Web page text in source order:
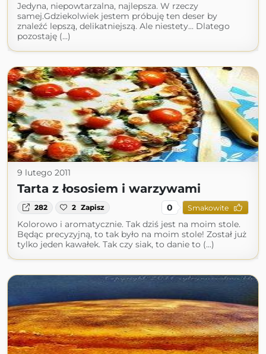
Jedyna, niepowtarzalna, najlepsza. W rzeczy
samej.Gdziekolwiek jestem próbuję ten deser by
znaleźć lepszą, delikatniejszą. Ale niestety... Dlatego
pozostaję (...)
9 lutego 2011
Tarta z łososiem i warzywami
282 2 Zapisz 0 Smakowite
Kolorowo i aromatycznie. Tak dziś jest na moim stole.
Będąc precyzyjną, to tak było na moim stole! Został już
tylko jeden kawałek. Tak czy siak, to danie to (...)